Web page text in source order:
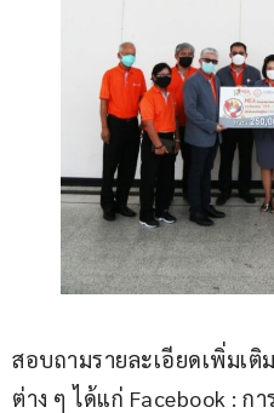
สอบถามรายละเอียดเพิ่มเติ
ต่าง ๆ ได้แก่ Facebook : ก